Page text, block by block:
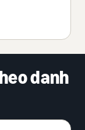
nghiệp
một tài
danh